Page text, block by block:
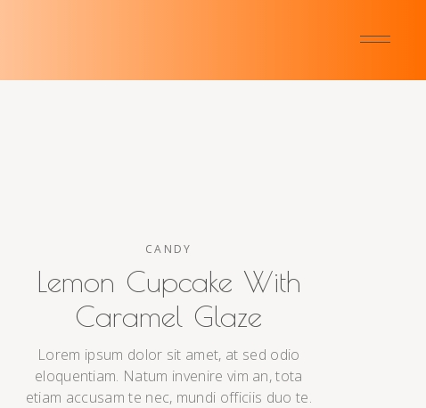
CANDY
Lemon Cupcake With
Caramel Glaze
Lorem ipsum dolor sit amet, at sed odio
eloquentiam. Natum invenire vim an, tota
etiam accusam te nec, mundi officiis duo te.